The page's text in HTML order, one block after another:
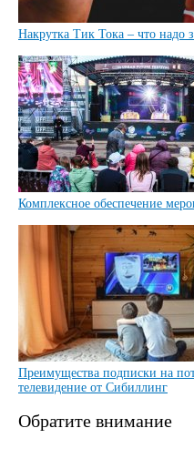
Накрутка Тик Тока – что надо
Комплексное обеспечение
Преимущества подписки на
телевидение от Сибиллинг
Обратите внимание